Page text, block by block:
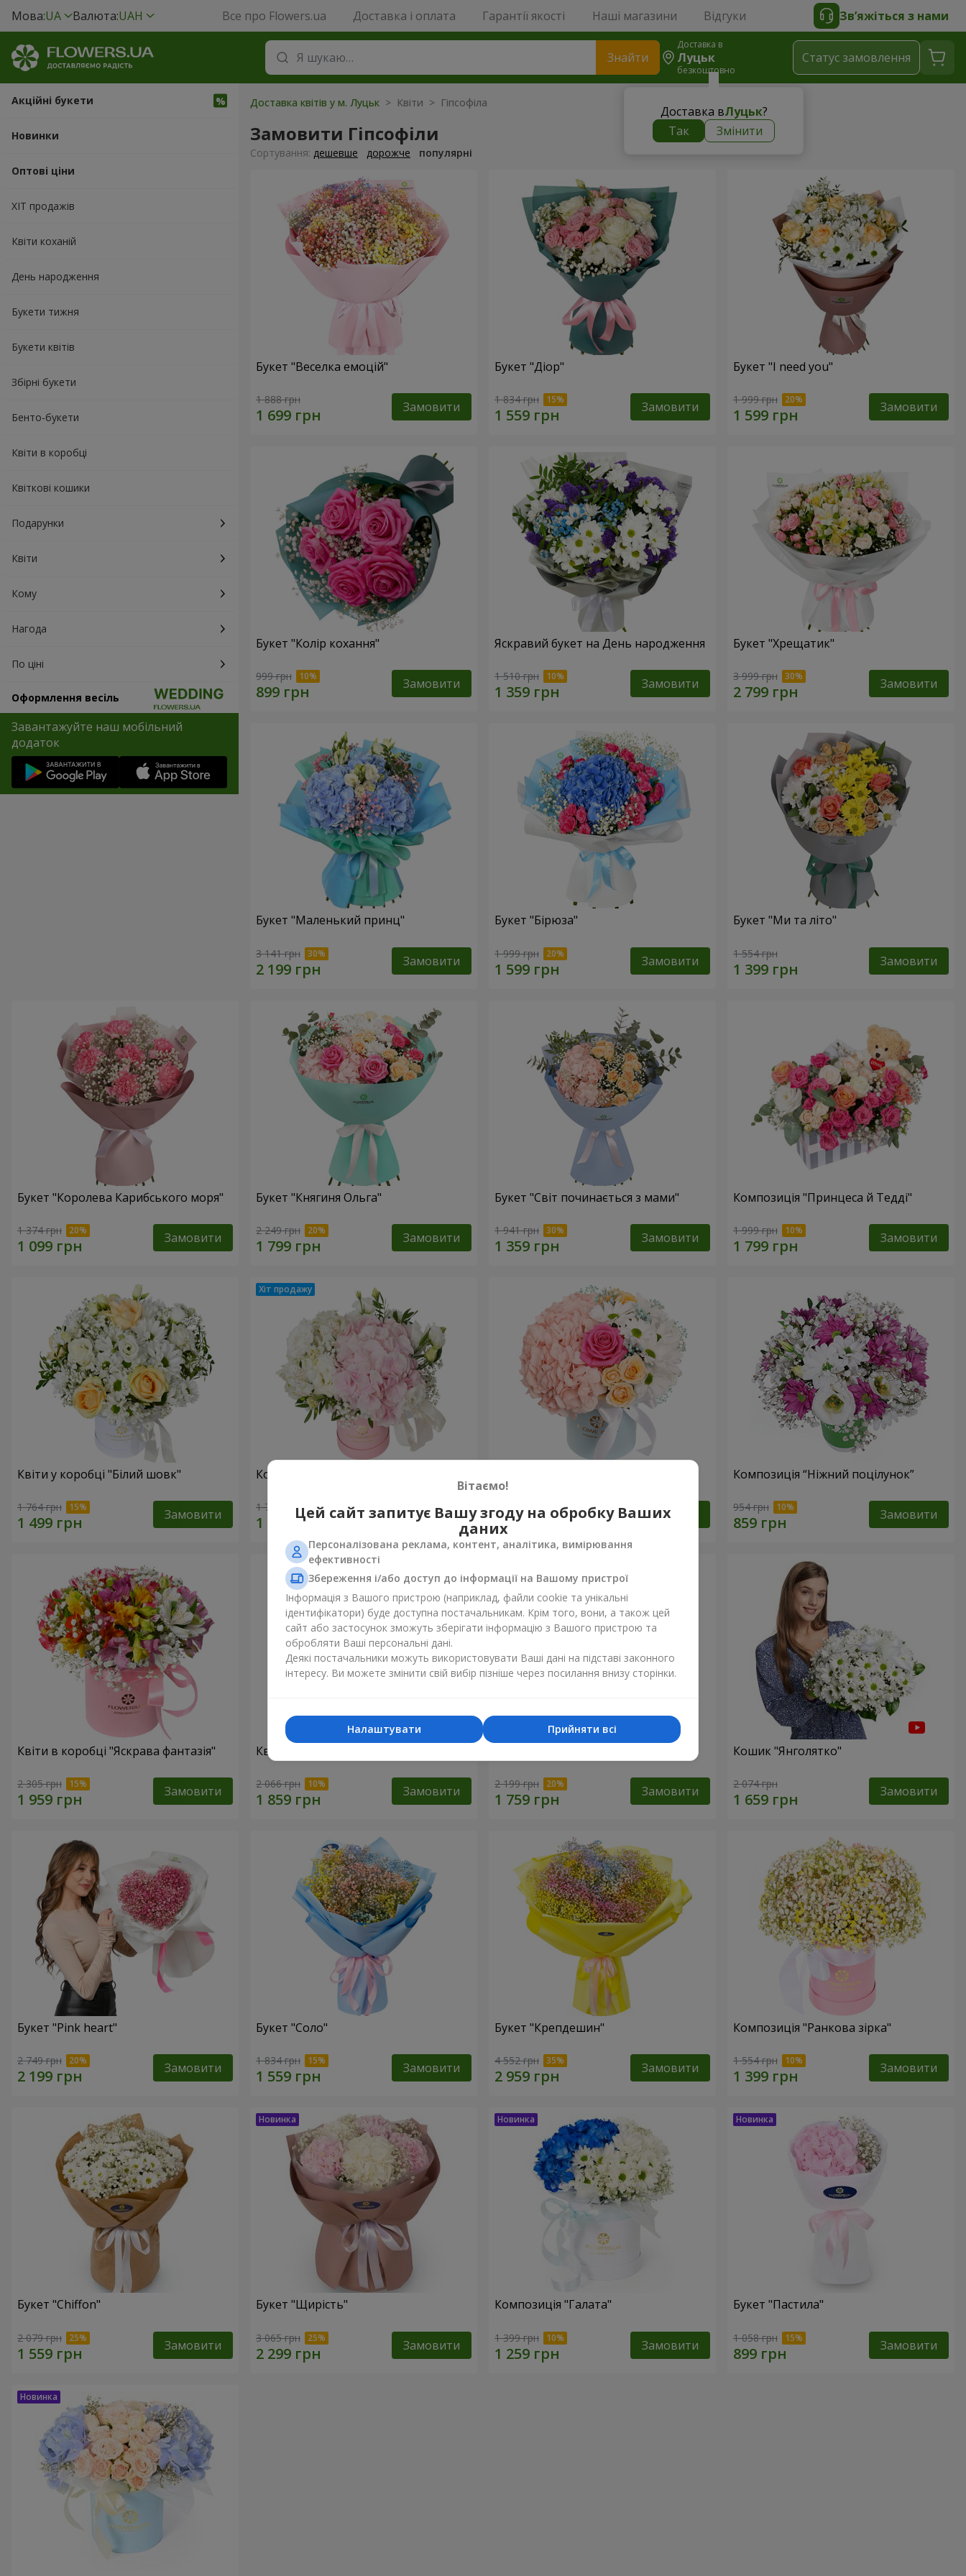
Мова:UA Валюта:UAH Все про Flowers.ua Доставка і оплата Гарантії якості Наші магазини Відгуки Зв’яжіться з нами
Знайти
Доставка в
Луцьк
безкоштовно
Доставка вЛуцьк?
Так
Змінити
Статус замовлення
Акційні букети
Новинки
Оптові ціни
ХІТ продажів
Квіти коханій
День народження
Букети тижня
Букети квітів
Збірні букети
Бенто-букети
Квіти в коробці
Квіткові кошики
Подарунки
Квіти
Кому
Нагода
По ціні
Оформлення весіль
Завантажуйте наш мобільний
додаток
Доставка квітів у м. Луцьк > Квіти > Гіпсофіла
Замовити Гіпсофіли
Сортування: дешевше дорожче популярні
Букет "Веселка емоцій"
1 888 грн Замовити
Букет "Діор"
1 834 грн Замовити
Букет "I need you"
1 999 грн Замовити
Букет "Колір кохання"
999 грн Замовити
Яскравий букет на День народження
1 510 грн Замовити
Букет "Хрещатик"
3 999 грн Замовити
Букет "Маленький принц"
3 141 грн Замовити
Букет "Бірюза"
1 999 грн Замовити
Букет "Ми та літо"
1 554 грн Замовити
Букет "Королева Карибського моря"
1 374 грн Замовити
Букет "Княгиня Ольга"
2 249 грн Замовити
Букет "Світ починається з мами"
1 941 грн Замовити
Композиція "Принцеса й Тедді"
1 999 грн Замовити
Квіти у коробці "Білий шовк"
1 764 грн Замовити
Композиція "Ніжний дотик"
1 732 грн Замовити 1 599 грн Замовити
Композиція “Ніжний поцілунок”
954 грн Замовити
Квіти в коробці "Яскрава фантазія"
2 305 грн Замовити
Квіти в коробці "Соломія"
2 066 грн Замовити 2 199 грн Замовити
Кошик "Янголятко"
2 074 грн Замовити
Букет "Pink heart"
2 749 грн Замовити
Букет "Соло"
1 834 грн Замовити
Букет "Крепдешин"
4 552 грн Замовити
Композиція "Ранкова зірка"
1 554 грн Замовити
Букет "Chiffon"
2 079 грн Замовити
Букет "Щирість"
3 065 грн Замовити
Композиція "Галата"
1 399 грн Замовити
Букет "Пастила"
1 058 грн Замовити
Вітаємо!
Цей сайт запитує Вашу згоду на обробку Ваших
даних
Персоналізована реклама, контент, аналітика, вимірювання
ефективності
Збереження і/або доступ до інформації на Вашому пристрої
Інформація з Вашого пристрою (наприклад, файли cookie та унікальні
ідентифікатори) буде доступна постачальникам. Крім того, вони, а також цей
сайт або застосунок зможуть зберігати інформацію з Вашого пристрою та
обробляти Ваші персональні дані.
Деякі постачальники можуть використовувати Ваші дані на підставі законного
інтересу. Ви можете змінити свій вибір пізніше через посилання внизу сторінки.
Прийняти всі
Налаштувати